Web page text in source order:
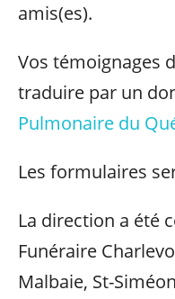
amis(es).
Vos témoignages
traduire par un
Pulmonaire du
Les formulaires
La direction a été
Funéraire
Malbaie, St-